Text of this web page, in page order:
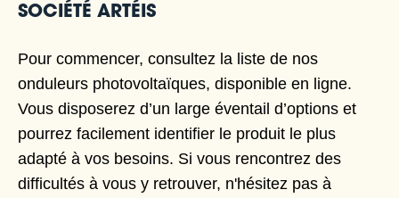
SOCIÉTÉ ARTÉIS
Pour commencer, consultez la liste de nos
onduleurs photovoltaïques, disponible en ligne.
Vous disposerez d’un large éventail d’options et
pourrez facilement identifier le produit le plus
adapté à vos besoins. Si vous rencontrez des
difficultés à vous y retrouver, n'hésitez pas à